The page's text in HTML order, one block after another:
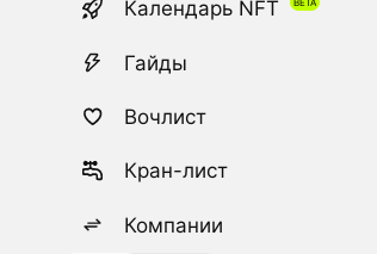
Календарь NFT
Гайды
Вочлист
Кран-лист
Компании